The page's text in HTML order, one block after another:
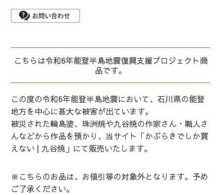
こちらは令和6年能登半島地震復興支援プロジェクト商
品です。
この度の令和6年能登半島地震において、石川県の能登
地方を中心に甚大な被害が出ています。
被災された輪島塗、珠洲焼や九谷焼の作家さん・職人さ
んなどから作品を預かり、当サイト「かぶらきでしか買
えない | 九谷焼」にて販売いたします。
※こちらのお品は、お値引等の対象外となります。予め
ご了承ください。